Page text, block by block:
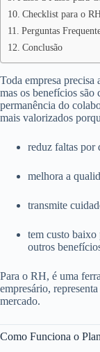
Checklist para o
Perguntas
Conclusão
Toda empresa precisa
mas os benefícios são
permanência do
mais valorizados
reduz faltas por
melhora a
transmite
tem custo baixo
outros
Para o RH, é uma
empresário,
mercado.
Como Funciona o